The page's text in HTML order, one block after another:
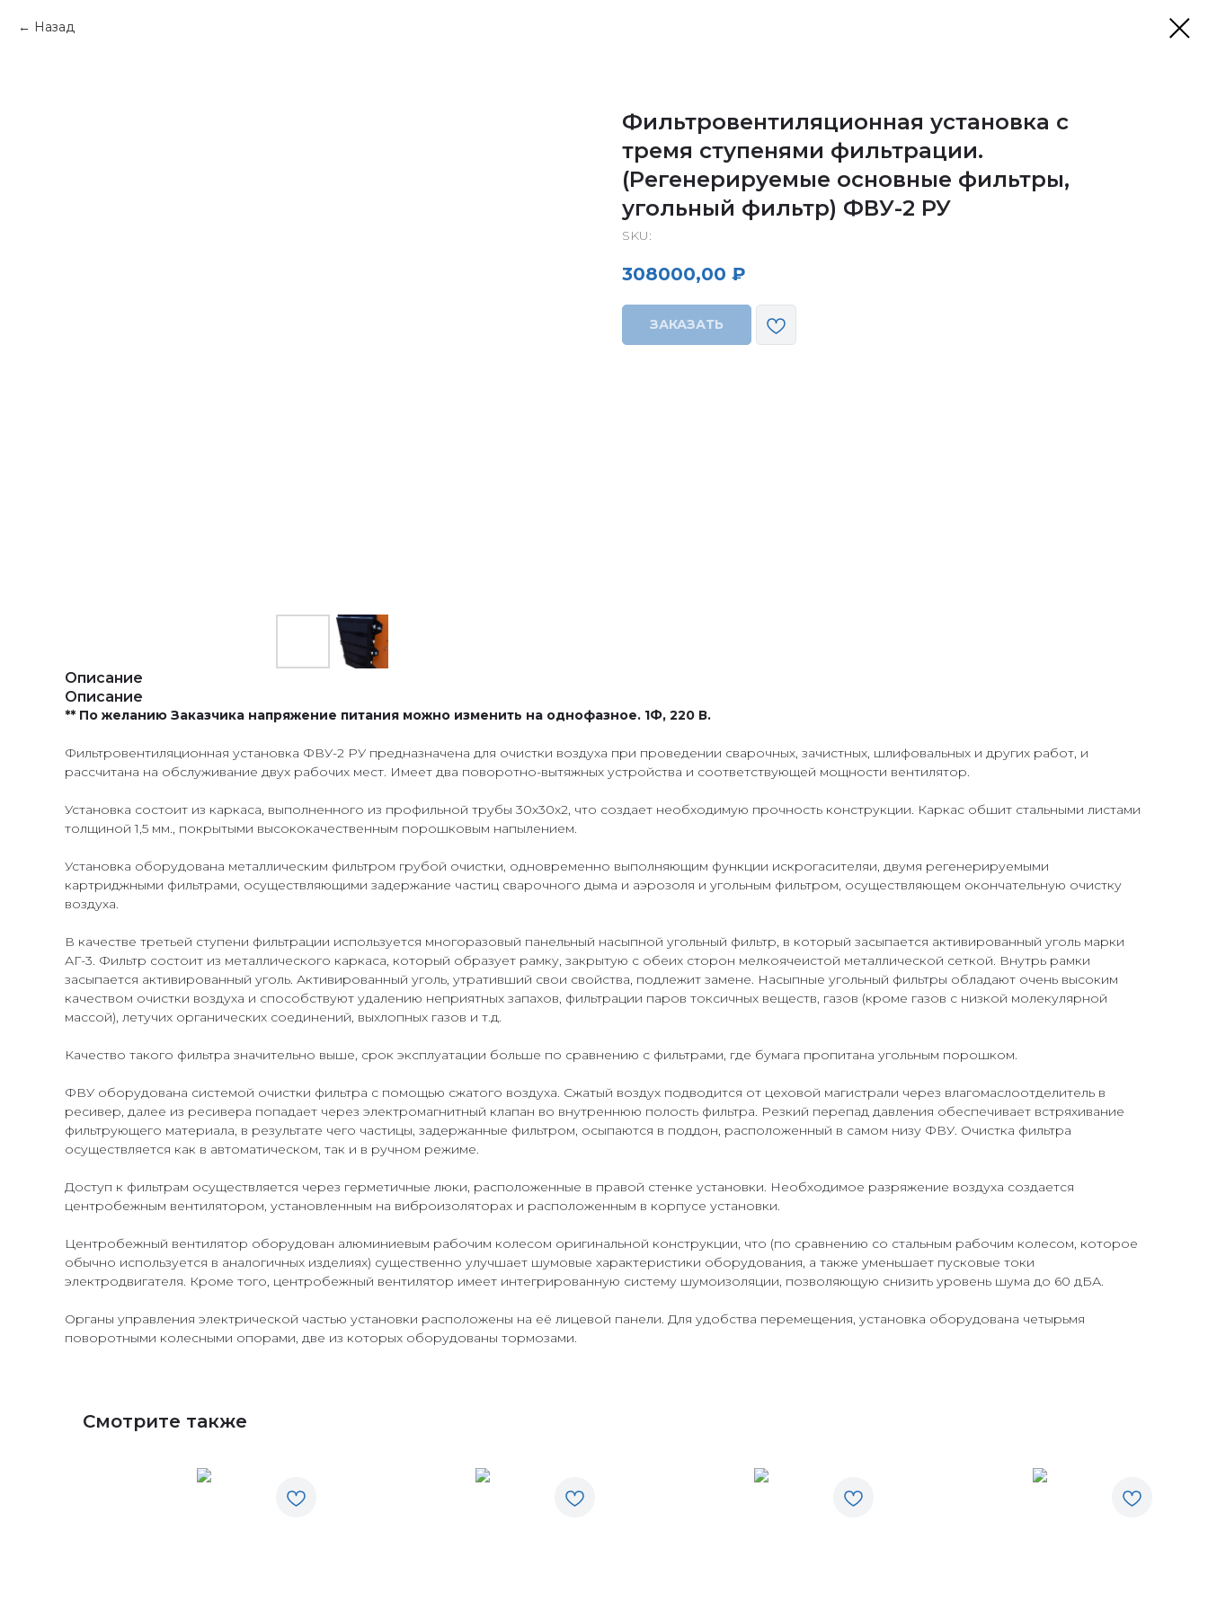
Назад
Фильтровентиляционная установка с
тремя ступенями фильтрации.
(Регенерируемые основные фильтры,
угольный фильтр) ФВУ-2 РУ
SKU:
308000,00 ₽
ЗАКАЗАТЬ
Описание
Описание
** По желанию Заказчика напряжение питания можно изменить на однофазное. 1Ф, 220 В.
Фильтровентиляционная установка ФВУ-2 РУ предназначена для очистки воздуха при проведении сварочных, зачистных, шлифовальных и других работ, и
рассчитана на обслуживание двух рабочих мест. Имеет два поворотно-вытяжных устройства и соответствующей мощности вентилятор.
Установка состоит из каркаса, выполненного из профильной трубы 30х30х2, что создает необходимую прочность конструкции. Каркас обшит стальными листами
толщиной 1,5 мм., покрытыми высококачественным порошковым напылением.
Установка оборудована металлическим фильтром грубой очистки, одновременно выполняющим функции искрогасителяи, двумя регенерируемыми
картриджными фильтрами, осуществляющими задержание частиц сварочного дыма и аэрозоля и угольным фильтром, осуществляющем окончательную очистку
воздуха.
В качестве третьей ступени фильтрации используется многоразовый панельный насыпной угольный фильтр, в который засыпается активированный уголь марки
АГ-3. Фильтр состоит из металлического каркаса, который образует рамку, закрытую с обеих сторон мелкоячеистой металлической сеткой. Внутрь рамки
засыпается активированный уголь. Активированный уголь, утративший свои свойства, подлежит замене. Насыпные угольный фильтры обладают очень высоким
качеством очистки воздуха и способствуют удалению неприятных запахов, фильтрации паров токсичных веществ, газов (кроме газов с низкой молекулярной
массой), летучих органических соединений, выхлопных газов и т.д.
Качество такого фильтра значительно выше, срок эксплуатации больше по сравнению с фильтрами, где бумага пропитана угольным порошком.
ФВУ оборудована системой очистки фильтра с помощью сжатого воздуха. Сжатый воздух подводится от цеховой магистрали через влагомаслоотделитель в
ресивер, далее из ресивера попадает через электромагнитный клапан во внутреннюю полость фильтра. Резкий перепад давления обеспечивает встряхивание
фильтрующего материала, в результате чего частицы, задержанные фильтром, осыпаются в поддон, расположенный в самом низу ФВУ. Очистка фильтра
осуществляется как в автоматическом, так и в ручном режиме.
Доступ к фильтрам осуществляется через герметичные люки, расположенные в правой стенке установки. Необходимое разряжение воздуха создается
центробежным вентилятором, установленным на виброизоляторах и расположенным в корпусе установки.
Центробежный вентилятор оборудован алюминиевым рабочим колесом оригинальной конструкции, что (по сравнению со стальным рабочим колесом, которое
обычно используется в аналогичных изделиях) существенно улучшает шумовые характеристики оборудования, а также уменьшает пусковые токи
электродвигателя. Кроме того, центробежный вентилятор имеет интегрированную систему шумоизоляции, позволяющую снизить уровень шума до 60 дБА.
Органы управления электрической частью установки расположены на её лицевой панели. Для удобства перемещения, установка оборудована четырьмя
поворотными колесными опорами, две из которых оборудованы тормозами.
Смотрите также